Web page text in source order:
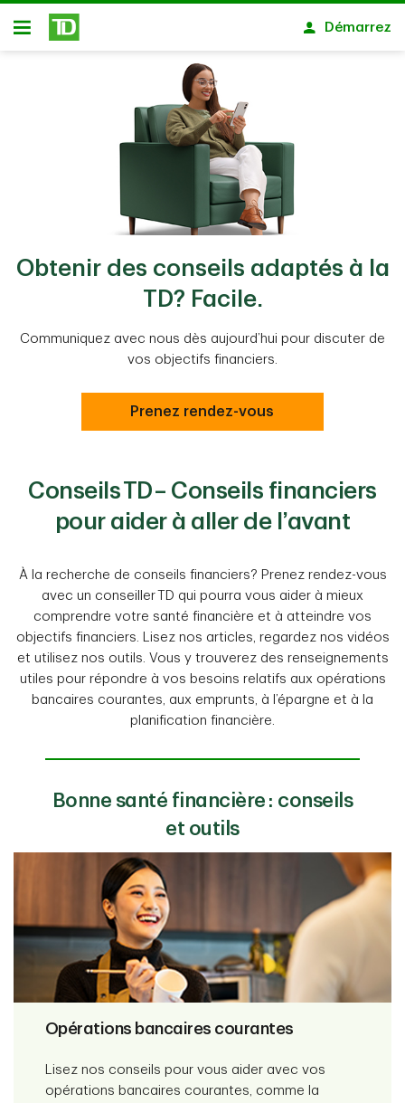
Passer au contenu principal
Ouvert
Démarrez
Obtenir des conseils adaptés à la
TD? Facile.
Communiquez avec nous dès aujourd’hui pour discuter de
vos objectifs financiers.
Prenez rendez-vous
Conseils TD – Conseils financiers
pour aider à aller de l’avant
À la recherche de conseils financiers? Prenez rendez-vous
avec un conseiller TD qui pourra vous aider à mieux
comprendre votre santé financière et à atteindre vos
objectifs financiers. Lisez nos articles, regardez nos vidéos
et utilisez nos outils. Vous y trouverez des renseignements
utiles pour répondre à vos besoins relatifs aux opérations
bancaires courantes, aux emprunts, à l’épargne et à la
planification financière.
Bonne santé financière : conseils
et outils
Opérations bancaires courantes
Lisez nos conseils pour vous aider avec vos
opérations bancaires courantes, comme la